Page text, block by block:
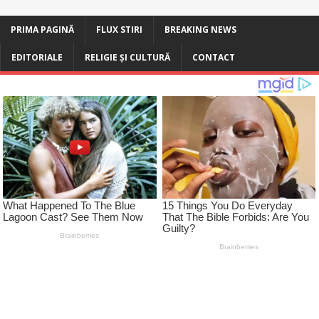
PRIMA PAGINĂ FLUX STIRI BREAKING NEWS
EDITORIALE RELIGIE ȘI CULTURĂ CONTACT